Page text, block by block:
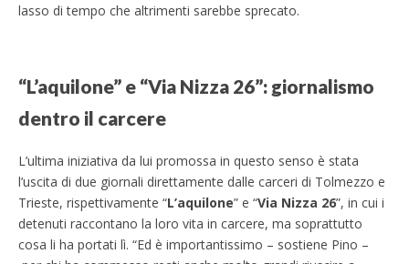
lasso di tempo che altrimenti sarebbe sprecato.
“L’aquilone” e “Via Nizza 26”: giornalismo
dentro il carcere
L’ultima iniziativa da lui promossa in questo senso è stata
l’uscita di due giornali direttamente dalle carceri di Tolmezzo e
Trieste, rispettivamente “L’aquilone” e “Via Nizza 26”, in cui i
detenuti raccontano la loro vita in carcere, ma soprattutto
cosa li ha portati lì. “Ed è importantissimo – sostiene Pino –